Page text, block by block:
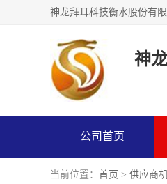
神
公司首页
当前位置： 首页 > 供应商